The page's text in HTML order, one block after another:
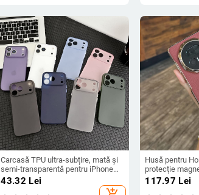
Carcasă TPU ultra-subțire, mată și
semi-transparentă pentru iPhone
11/12/14/15/16/17 Pro Max,
protecție împotriva căderilor, anti-
43.32 Lei
Husă pentru
protecție
central,
obiectivului,
117.97 Lei